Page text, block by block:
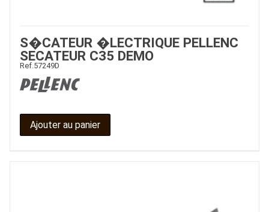
S�CATEUR �LECTRIQUE PELLENC
SECATEUR C35 DEMO
Ref. 57249D
Ajouter au panier